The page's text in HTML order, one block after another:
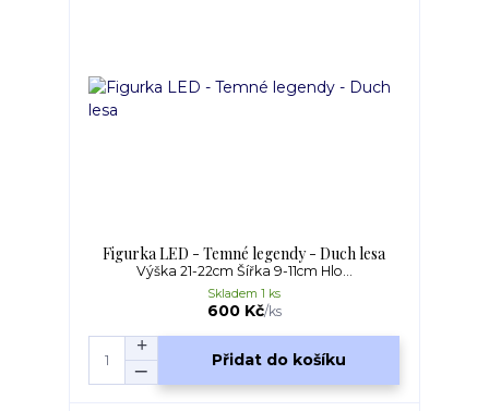
Figurka LED - Temné legendy - Duch lesa
Výška 21-22cm Šířka 9-11cm Hlo...
600 Kč/ks
Skladem 1 ks
Přidat do košíku